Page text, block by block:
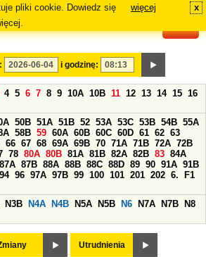
pliki cookie. Dowiedz się
więcej x
i godzinę:
4 5 6 7 8 9 10A 10B 11 12 13 14 15 16
50B 51A 51B 52 53A 53C 53B 54B 55A
58B 59 60A 60B 60C 60D 61 62 63
66 67 68 69A 69B 70 71A 71B 72A 72B
78 80A 80B 81A 81B 82A 82B 83 84A
87A 87B 88A 88B 88C 88D 89 90 91A 91B
94 96 97A 97B 99 100 101 201 202 6.
F1
N3B N4A N4B N5A N5B N6 N7A N7B
N8
Utrudnienia